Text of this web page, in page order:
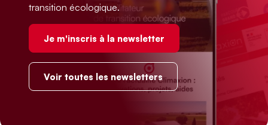
transition écologique.
Je m'inscris à la newsletter
Voir toutes les newsletters